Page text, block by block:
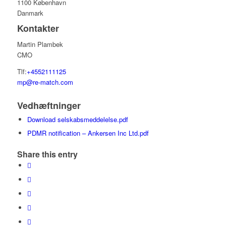
1100 København
Danmark
Kontakter
Martin Plambek
CMO
Tlf:+4552111125
mp@re-match.com
Vedhæftninger
Download selskabsmeddelelse.pdf
PDMR notification – Ankersen Inc Ltd.pdf
Share this entry